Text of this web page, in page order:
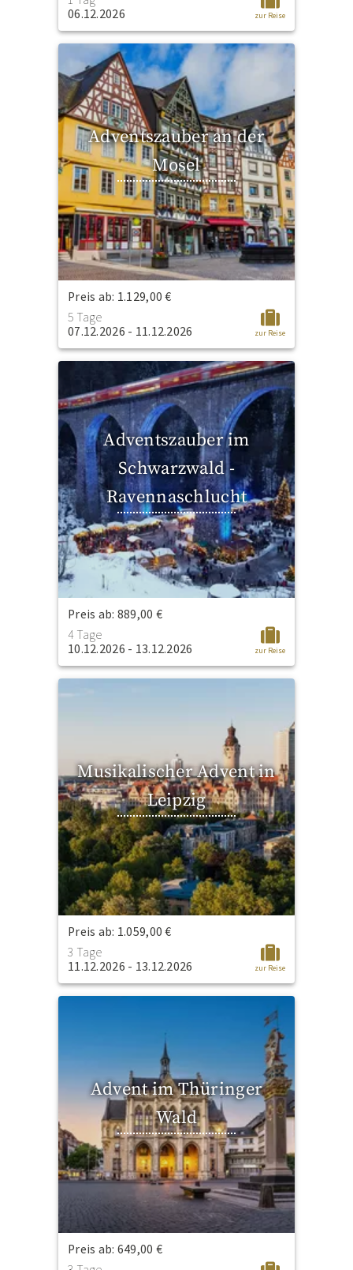
06.12.2026
zur Reise
Adventszauber an der
Mosel
Preis ab: 1.129,00 €
5 Tage
07.12.2026 - 11.12.2026
zur Reise
Adventszauber im
Schwarzwald -
Ravennaschlucht
Preis ab: 889,00 €
4 Tage
10.12.2026 - 13.12.2026
zur Reise
Musikalischer Advent in
Leipzig
Preis ab: 1.059,00 €
3 Tage
11.12.2026 - 13.12.2026
zur Reise
Advent im Thüringer
Wald
Preis ab: 649,00 €